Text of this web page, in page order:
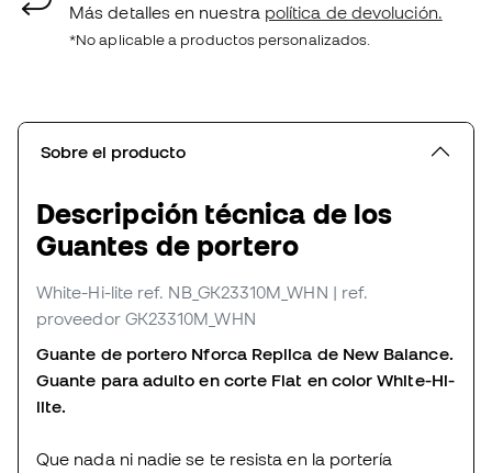
Más detalles en nuestra política de devolución.
*No aplicable a productos personalizados.
Sobre el producto
Descripción técnica de los
Guantes de portero
White-Hi-lite ref. NB_GK23310M_WHN | ref.
proveedor GK23310M_WHN
Guante de portero Nforca Replica de New Balance.
Guante para adulto en corte Flat en color White-Hi-
lite.
Que nada ni nadie se te resista en la portería